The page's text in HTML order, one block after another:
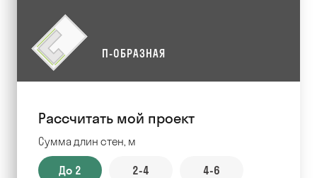
П-ОБРАЗНАЯ
Рассчитать мой проект
Сумма длин стен, м
До 2 2-4 4-6